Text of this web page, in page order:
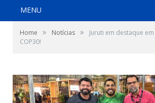
MENU
Home » Notícias »
Juruti em destaque
COP30!